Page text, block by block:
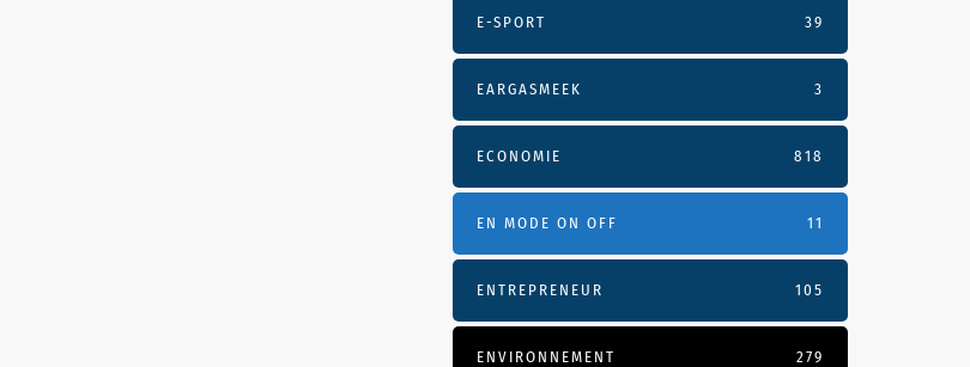
E-SPORT 39
EARGASMEEK 3
ECONOMIE 818
EN MODE ON OFF 11
ENTREPRENEUR 105
ENVIRONNEMENT 279